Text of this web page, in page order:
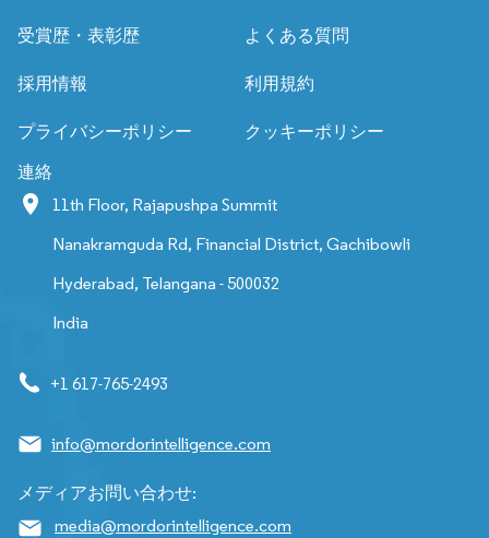
受賞歴・表彰歴 よくある質問
採用情報 利用規約
プライバシーポリシー クッキーポリシー
連絡
11th Floor, Rajapushpa Summit
Nanakramguda Rd, Financial District, Gachibowli
Hyderabad, Telangana - 500032
India
+1 617-765-2493
info@mordorintelligence.com
メディアお問い合わせ:
media@mordorintelligence.com